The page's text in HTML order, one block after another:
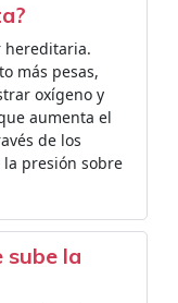
hereditaria.
más pesas,
oxígeno y
aumenta el
de los
presión sobre
sube la